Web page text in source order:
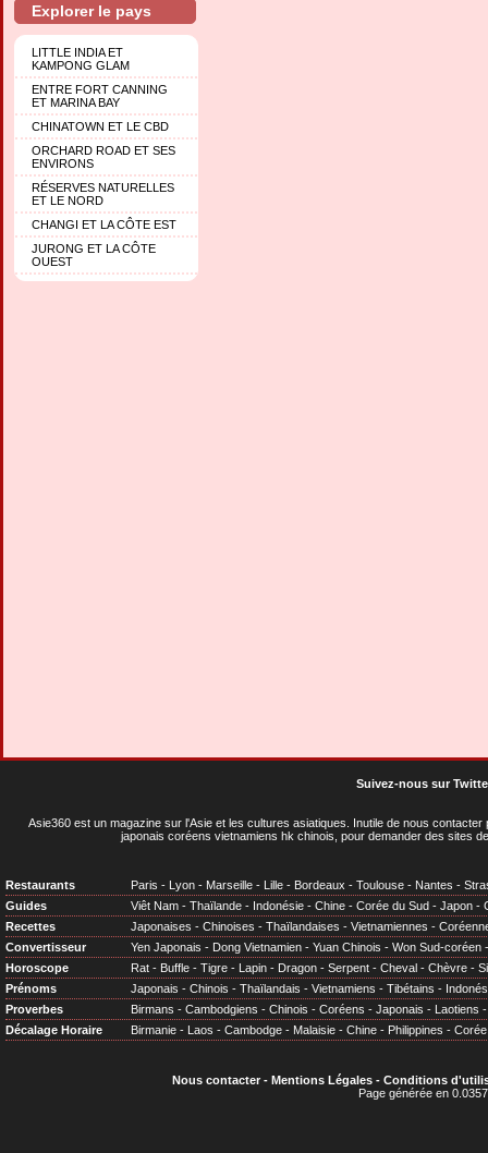
Explorer le pays
LITTLE INDIA ET
KAMPONG GLAM
ENTRE FORT CANNING
ET MARINA BAY
CHINATOWN ET LE CBD
ORCHARD ROAD ET SES
ENVIRONS
RÉSERVES NATURELLES
ET LE NORD
CHANGI ET LA CÔTE EST
JURONG ET LA CÔTE
OUEST
Suivez-nous sur
Asie360 est un magazine sur l'Asie et les cultures asiatiques . Inutile de nous
japonais coréens vietnamiens hk chinois, pour demander des sites
Restaurants Paris - Lyon - Marseille - Lille - Bordeaux - Toulouse - Nantes -
Guides
Viêt Nam - Thaïlande - Indonésie - Chine - Corée du Sud - Japon -
Recettes
Japonaises - Chinoises - Thaïlandaises - Vietnamiennes -
Convertisseur
Yen Japonais - Dong Vietnamien - Yuan Chinois - Won Sud-coréen
Horoscope
Rat - Buffle - Tigre - Lapin - Dragon - Serpent - Cheval - Chèvre -
Prénoms
Japonais - Chinois - Thaïlandais - Vietnamiens - Tibétains -
Proverbes
Birmans - Cambodgiens - Chinois - Coréens - Japonais - Laotiens
Décalage Horaire
Birmanie - Laos - Cambodge - Malaisie - Chine - Philippines - Corée
Nous contacter- Mentions Légales- Conditions
Page générée en